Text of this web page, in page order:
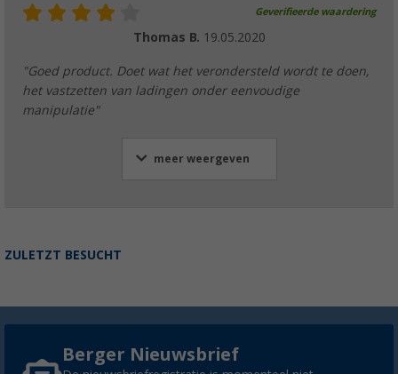
Geverifieerde waardering
Thomas B. 19.05.2020
"Goed product. Doet wat het verondersteld wordt te doen,
het vastzetten van ladingen onder eenvoudige
manipulatie"
meer weergeven
ZULETZT BESUCHT
Berger Nieuwsbrief